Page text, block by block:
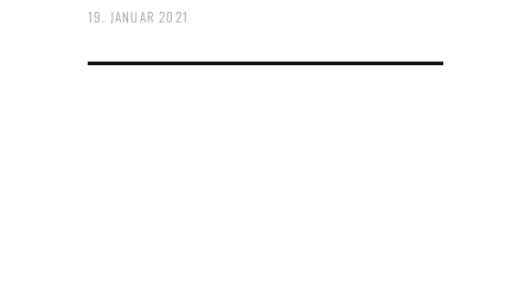
19. JANUAR 2021